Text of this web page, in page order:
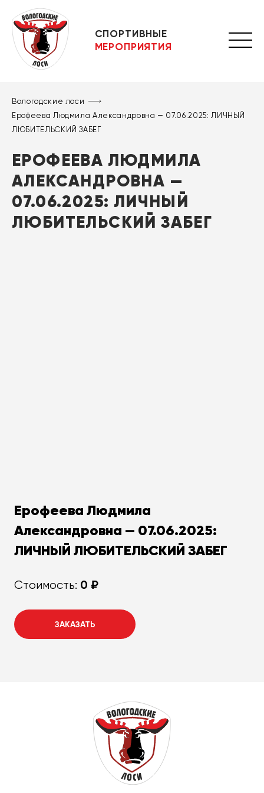
СПОРТИВНЫЕ
МЕРОПРИЯТИЯ
Вологодские лоси
Ерофеева Людмила Александровна — 07.06.2025: ЛИЧНЫЙ
ЛЮБИТЕЛЬСКИЙ ЗАБЕГ
ЕРОФЕЕВА ЛЮДМИЛА
АЛЕКСАНДРОВНА —
07.06.2025: ЛИЧНЫЙ
ЛЮБИТЕЛЬСКИЙ ЗАБЕГ
Ерофеева Людмила
Александровна — 07.06.2025:
ЛИЧНЫЙ ЛЮБИТЕЛЬСКИЙ ЗАБЕГ
Стоимость: 0 ₽
ЗАКАЗАТЬ